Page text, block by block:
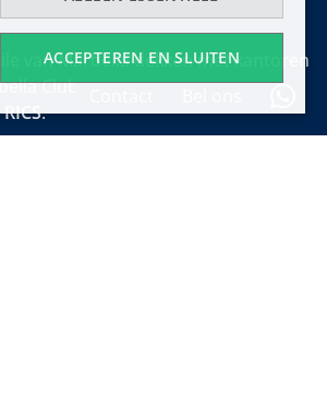
van Marbella dekken met kantoren
Club en bij het Puente Romano.
RICS.
ACCEPTEREN EN SLUITEN